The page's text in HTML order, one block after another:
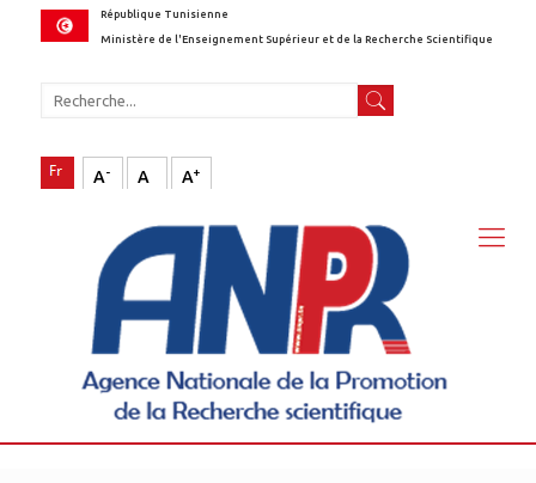
République Tunisienne
Ministère de l'Enseignement Supérieur et de la Recherche Scientifique
A- A A+